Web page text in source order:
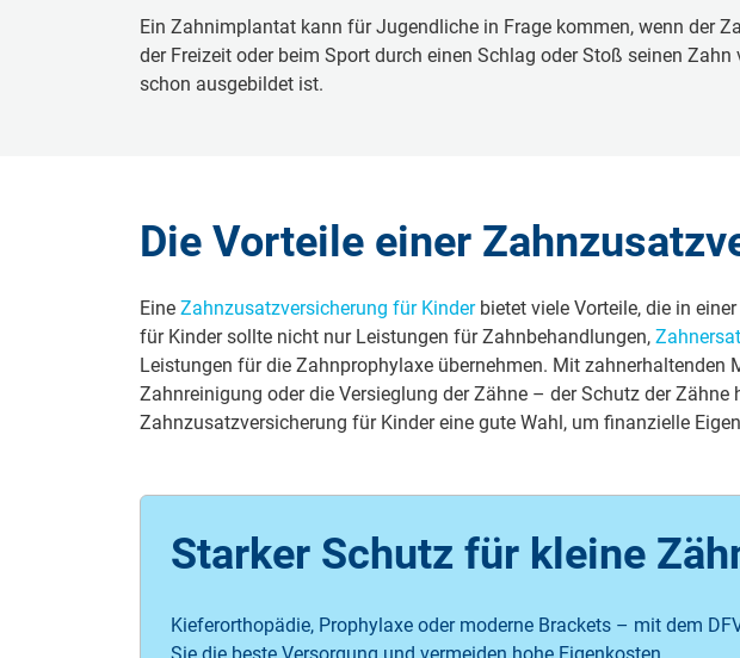
Ein Zahnimplantat kann für Jugendliche in Frage kommen, wenn der
der Freizeit oder beim Sport durch einen Schlag oder Stoß seinen
schon ausgebildet ist.
Die Vorteile einer
Eine Zahnzusatzversicherung für Kinderbietet viele Vorteile, die in
für Kinder sollte nicht nur Leistungen für Zahnbehandlungen,
Leistungen für die Zahnprophylaxe übernehmen. Mit
Zahnreinigung oder die Versieglung der Zähne – der Schutz der
Zahnzusatzversicherung für Kinder eine gute Wahl, um finanzielle
Starker Schutz für kleine
Kieferorthopädie, Prophylaxe oder moderne Brackets – mit dem